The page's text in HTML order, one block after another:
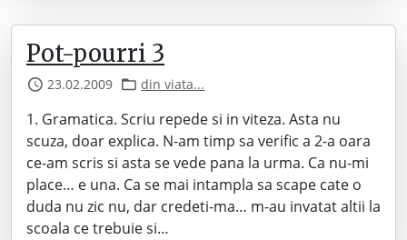
Pot-pourri 3
23.02.2009 din viata...
1. Gramatica. Scriu repede si in viteza. Asta nu
scuza, doar explica. N-am timp sa verific a 2-a oara
ce-am scris si asta se vede pana la urma. Ca nu-mi
place… e una. Ca se mai intampla sa scape cate o
duda nu zic nu, dar credeti-ma… m-au invatat altii la
scoala ce trebuie si…